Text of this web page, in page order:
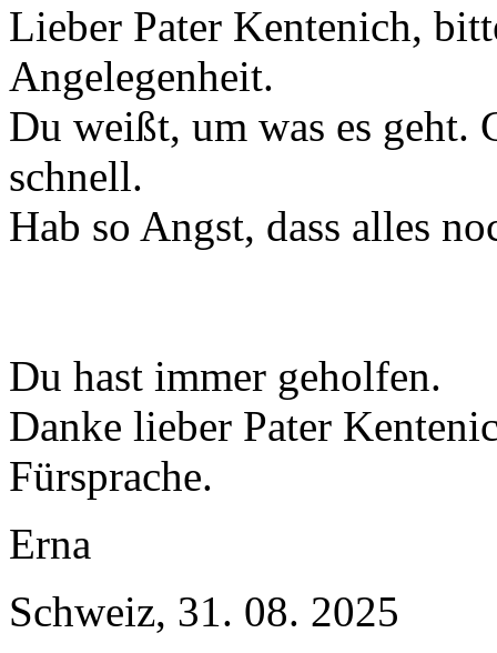
Lieber Pater Kentenich,
Angelegenheit.
Du weißt, um was es geht.
schnell.
Hab so Angst, dass alles
Du hast immer geholfen.
Danke lieber Pater
Fürsprache.
Erna
Schweiz, 31. 08. 2025